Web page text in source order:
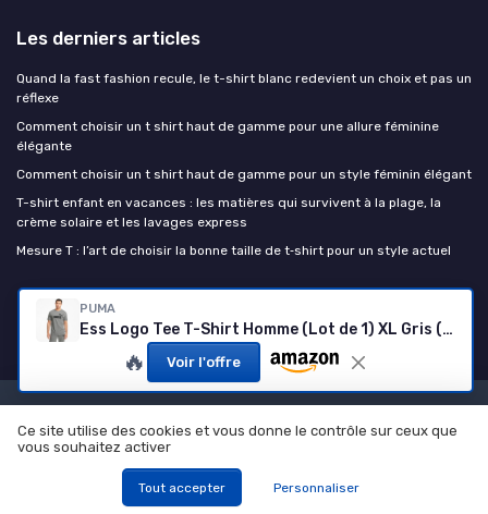
PUMA
Ess Logo Tee T-Shirt Homme (Lot de 1) XL Gris (Medium Gray Heather)
🔥 Voir l'offre
Les derniers articles
Quand la fast fashion recule, le t-shirt blanc redevient un choix et pas un
réflexe
Comment choisir un t shirt haut de gamme pour une allure féminine
élégante
Comment choisir un t shirt haut de gamme pour un style féminin élégant
T-shirt enfant en vacances : les matières qui survivent à la plage, la
crème solaire et les lavages express
Mesure T : l’art de choisir la bonne taille de t‑shirt pour un style actuel
le t-shirt
Ce site utilise des cookies et vous donne le contrôle sur ceux que
vous souhaitez activer
Tout accepter Personnaliser